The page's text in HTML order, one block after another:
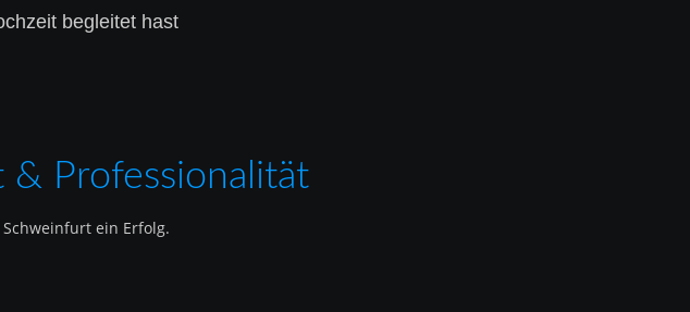
& Professionalität
ein Erfolg.
begleitet hast